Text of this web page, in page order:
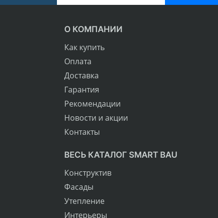
О КОМПАНИИ
Как купить
Оплата
Доставка
Гарантия
Рекомендации
Новости и акции
Контакты
ВЕСЬ КАТАЛОГ SMART BAU
Конструктив
Фасады
Утепление
Интерьеры